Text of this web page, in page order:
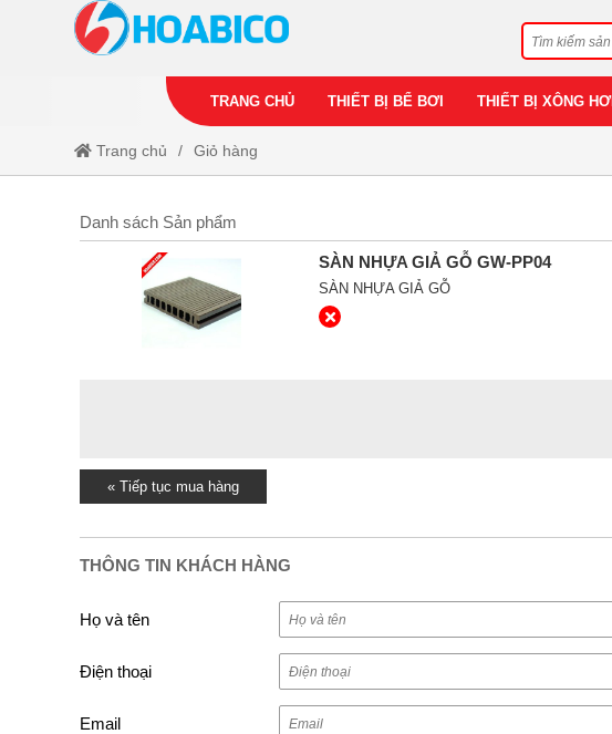
TRANG CHỦ THIẾT BỊ BỂ BƠI THIẾT BỊ XÔNG HƠI
Trang chủ Giỏ hàng
Danh sách Sản phẩm
SÀN NHỰA GIẢ GỖ GW-PP04
SÀN NHỰA GIẢ GỖ
« Tiếp tục mua hàng
THÔNG TIN KHÁCH HÀNG
Họ và tên
Điện thoại
Email